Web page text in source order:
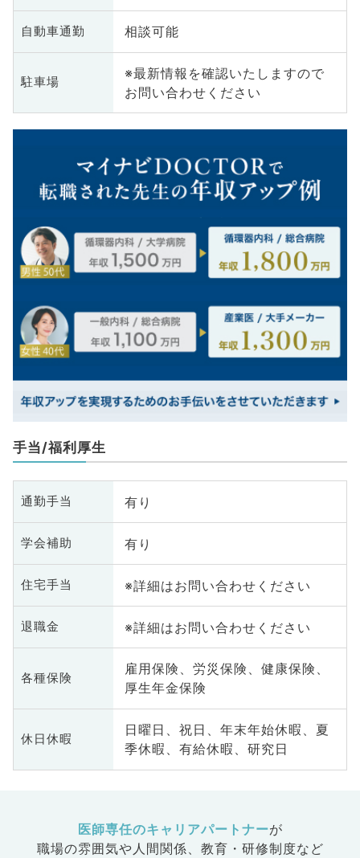
自動車通勤 相談可能
駐車場
※最新情報を確認いたしますので
お問い合わせください
手当/福利厚生
通勤手当 有り
学会補助 有り
住宅手当 ※詳細はお問い合わせください
退職金 ※詳細はお問い合わせください
各種保険
雇用保険、労災保険、健康保険、
厚生年金保険
休日休暇
日曜日、祝日、年末年始休暇、夏
季休暇、有給休暇、研究日
医師専任のキャリアパートナーが
職場の雰囲気や人間関係、 教育・研修制度など